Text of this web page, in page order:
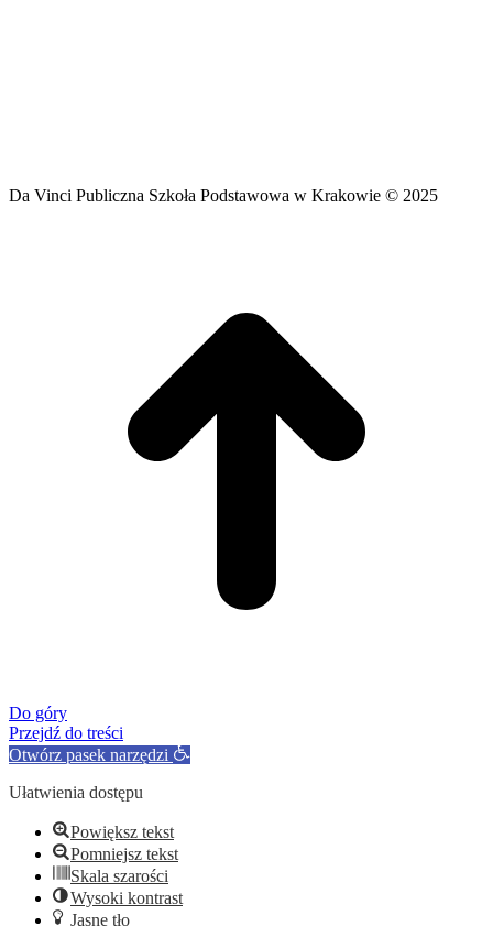
Da Vinci Publiczna Szkoła Podstawowa w Krakowie © 2025
Do góry
Przejdź do treści
Otwórz pasek narzędzi
Ułatwienia dostępu
Powiększ tekst
Pomniejsz tekst
Skala szarości
Wysoki kontrast
Jasne tło